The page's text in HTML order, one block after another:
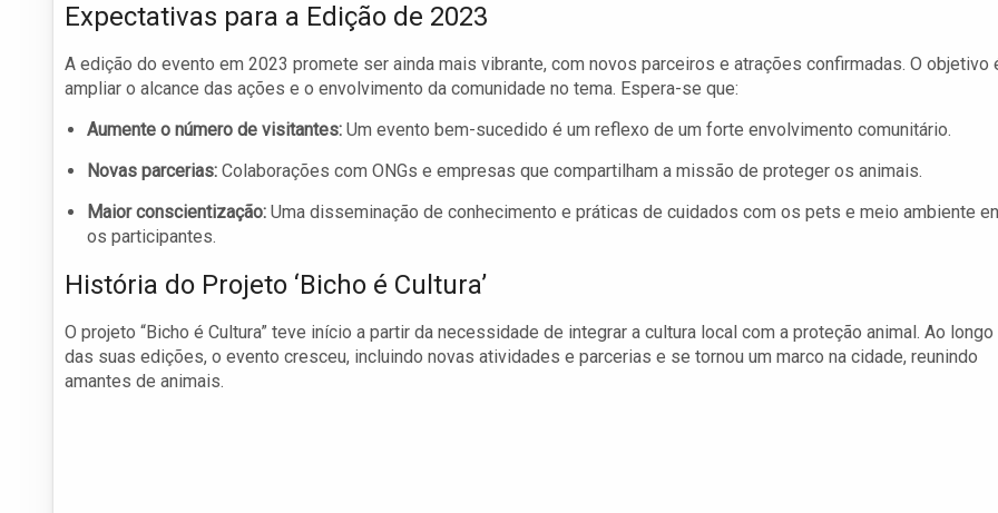
Expectativas para a Edição de 2023
A edição do evento em 2023 promete ser ainda mais vibrante, com novos parceiros e atrações confirmadas. O objetivo
ampliar o alcance das ações e o envolvimento da comunidade no tema. Espera-se que:
Aumente o número de visitantes: Um evento bem-sucedido é um reflexo de um forte envolvimento comunitário.
Novas parcerias: Colaborações com ONGs e empresas que compartilham a missão de proteger os animais.
Maior conscientização: Uma disseminação de conhecimento e práticas de cuidados com os pets e meio ambiente
os participantes.
História do Projeto ‘Bicho é Cultura’
O projeto “Bicho é Cultura” teve início a partir da necessidade de integrar a cultura local com a proteção animal. Ao longo
das suas edições, o evento cresceu, incluindo novas atividades e parcerias e se tornou um marco na cidade, reunindo
amantes de animais.